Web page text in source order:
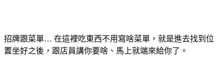
招牌跟菜單… 在這裡吃東西不用寫啥菜單，就是進去找到位
置坐好之後，跟店員講你要啥、馬上就端來給你了。